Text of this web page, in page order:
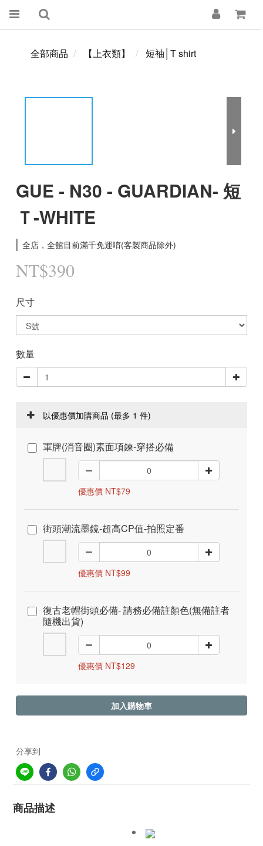
全部商品 【上衣類】 短袖│T shirt
GUE - N30 - GUARDIAN- 短
Ｔ-WHITE
全店，全館目前滿千免運唷(客製商品除外)
NT$390
尺寸
數量
以優惠價加購商品 (最多 1 件)
軍牌(消音圈)素面項鍊-穿搭必備
優惠價 NT$79
街頭潮流墨鏡-超高CP值-拍照定番
優惠價 NT$99
復古老帽街頭必備- 請務必備註顏色(無備註者
隨機出貨)
優惠價 NT$129
加入購物車
分享到
商品描述